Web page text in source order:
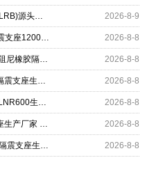
厚肉橡胶隔震支座厂家 建筑铅芯隔震支座(LRB)源头工厂 高阻尼支座HDR多少钱 2026-8-9
HDR600高阻尼支座生产厂家 LNR橡胶隔震支座1200厂家 建筑抗震铅芯支座厂家 2026-8-8
高阻尼橡胶隔震橡胶支座什么价格 HDR高阻尼橡胶隔震支座 HDR1200高阻尼建筑隔震支座生产厂家 2026-8-8
天然橡胶隔震支座(LNR)厂家电话 HDR减隔震支座生产厂家 LNR700支座多少钱 2026-8-8
LRB1100铅芯隔震支座什么价格 隔震支座LNR600生产厂家 HDR系列高阻尼隔震橡胶支座 2026-8-8
房屋支座厂家 HDR800高阻尼橡胶隔震支座生产厂家 LRB400铅芯支座什么价格 2026-8-8
HDR1100高阻尼橡胶支座多少钱 LNR300隔震支座生产厂家 LNR400隔震支座厂家 2026-8-8